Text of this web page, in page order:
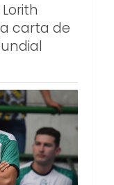
carta de